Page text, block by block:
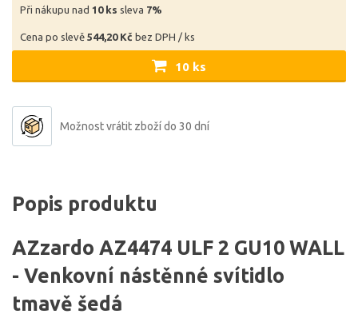
Při nákupu nad 10 ks sleva 7%
Cena po slevě 544,20 Kč bez DPH / ks
10 ks
Možnost vrátit zboží do 30 dní
Popis produktu
AZzardo AZ4474 ULF 2 GU10 WALL
- Venkovní nástěnné svítidlo
tmavě šedá